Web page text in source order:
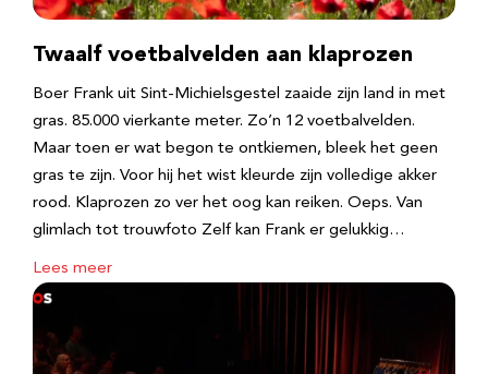
Twaalf voetbalvelden aan klaprozen
Boer Frank uit Sint-Michielsgestel zaaide zijn land in met
gras. 85.000 vierkante meter. Zo’n 12 voetbalvelden.
Maar toen er wat begon te ontkiemen, bleek het geen
gras te zijn. Voor hij het wist kleurde zijn volledige akker
rood. Klaprozen zo ver het oog kan reiken. Oeps. Van
glimlach tot trouwfoto Zelf kan Frank er gelukkig…
Lees meer